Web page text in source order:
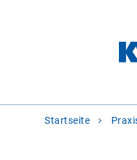
Sie
Startseite